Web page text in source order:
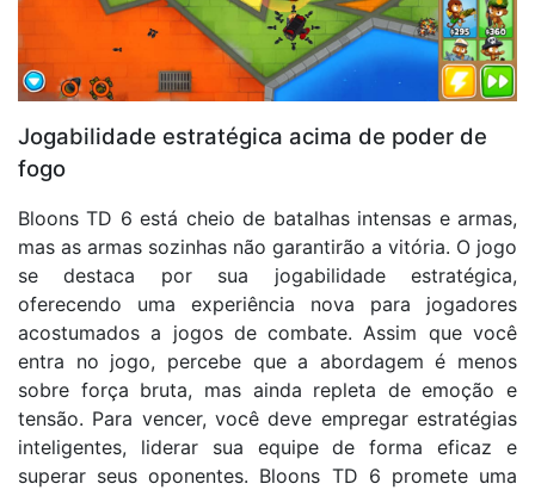
Jogabilidade estratégica acima de poder de
fogo
Bloons TD 6 está cheio de batalhas intensas e armas,
mas as armas sozinhas não garantirão a vitória. O jogo
se destaca por sua jogabilidade estratégica,
oferecendo uma experiência nova para jogadores
acostumados a jogos de combate. Assim que você
entra no jogo, percebe que a abordagem é menos
sobre força bruta, mas ainda repleta de emoção e
tensão. Para vencer, você deve empregar estratégias
inteligentes, liderar sua equipe de forma eficaz e
superar seus oponentes. Bloons TD 6 promete uma